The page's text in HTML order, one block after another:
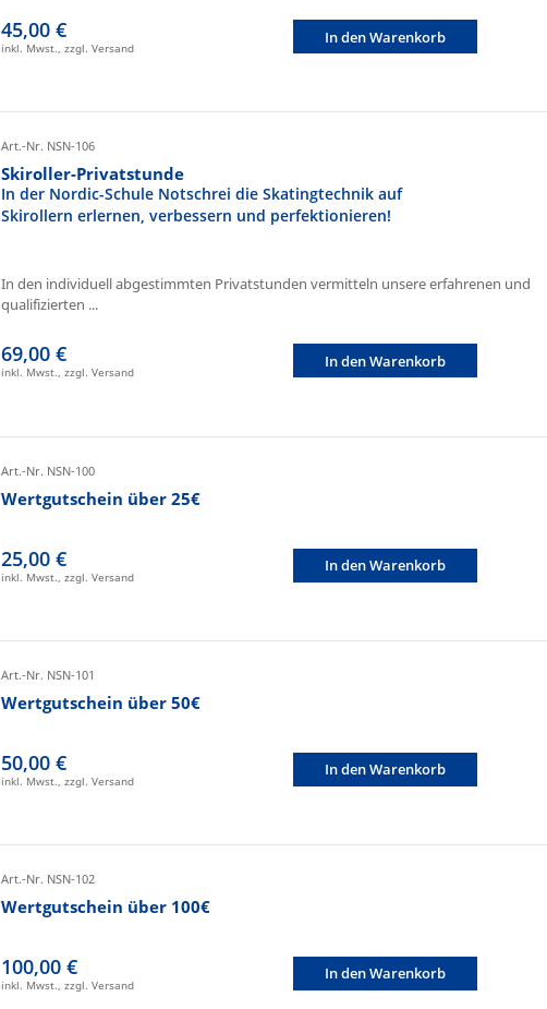
45,00 €
inkl. Mwst., zzgl. Versand
In den Warenkorb
Art.-Nr. NSN-106
Skiroller-Privatstunde
In der Nordic-Schule Notschrei die Skatingtechnik auf
Skirollern erlernen, verbessern und perfektionieren!
In den individuell abgestimmten Privatstunden vermitteln unsere erfahrenen und
qualifizierten ...
69,00 €
inkl. Mwst., zzgl. Versand
In den Warenkorb
Art.-Nr. NSN-100
Wertgutschein über 25€
25,00 €
inkl. Mwst., zzgl. Versand
In den Warenkorb
Art.-Nr. NSN-101
Wertgutschein über 50€
50,00 €
inkl. Mwst., zzgl. Versand
In den Warenkorb
Art.-Nr. NSN-102
Wertgutschein über 100€
100,00 €
inkl. Mwst., zzgl. Versand
In den Warenkorb